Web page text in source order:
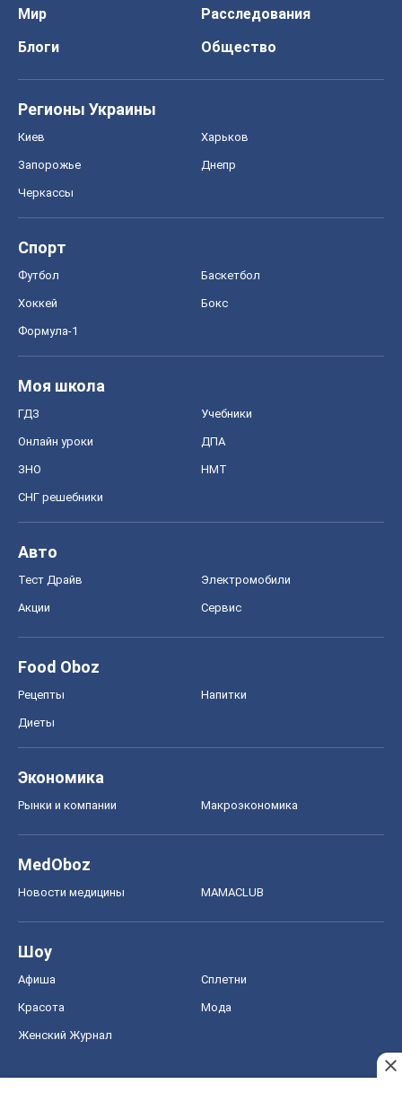
Мир
Расследования
Блоги
Общество
Регионы Украины
Киев Харьков
Запорожье Днепр
Черкассы
Спорт
Футбол Баскетбол
Хоккей Бокс
Формула-1
Моя школа
ГДЗ Учебники
Онлайн уроки ДПА
ЗНО НМТ
СНГ решебники
Авто
Тест Драйв Электромобили
Акции Сервис
Food Oboz
Рецепты Напитки
Диеты
Экономика
Рынки и компании Mакроэкономика
MedOboz
Новости медицины MAMACLUB
Шоу
Афиша Сплетни
Красота Мода
Женский Журнал